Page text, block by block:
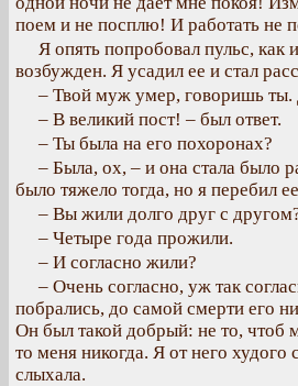
поем и не посплю! И работать не
Я опять попробовал пульс, как
возбужден. Я усадил ее и стал
– Твой муж умер, говоришь ты.
– В великий пост! – был ответ.
– Ты была на его похоронах?
– Была, ох, – и она стала было
было тяжело тогда, но я перебил
– Вы жили долго друг с
– Четыре года прожили.
– И согласно жили?
– Очень согласно, уж так
побрались, до самой смерти его
Он был такой добрый: не то, чтоб
то меня никогда. Я от него худого
слыхала.